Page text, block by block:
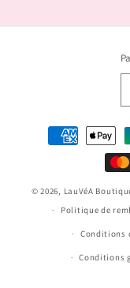
Moyens
© 2026, LauVéA
Politique de
Conditions
Conditions